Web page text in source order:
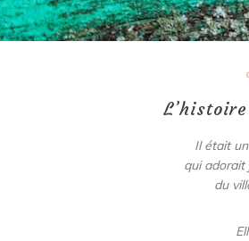
Il était
qui adorait
du